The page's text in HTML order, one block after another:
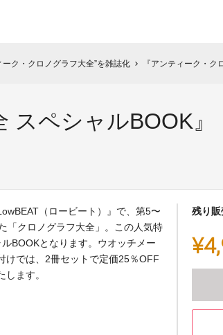
ク・クロノグラフ大全”を雑誌化 chevron_right 『アンティーク・クロノ
ペシャルBOOK』
（ロービート）』で、第5〜
「クロノグラフ大全」。この人気特
BOOKとなります。ウオッチメー
けでは、2冊セットで定価25％OFF
ます。
残り販